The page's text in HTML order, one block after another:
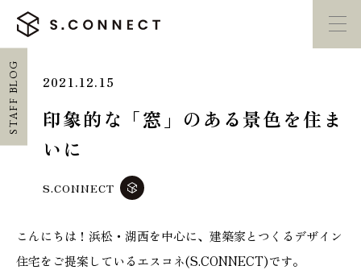
ホーム
家づくり勉強会
STAFF BLOG 2021.12.15
印象的な「窓」のある景色を住ま
いに
S.CONNECT
こんにちは！浜松・湖西を中心に、建築家とつくるデザイン
住宅をご提案しているエスコネ(S.CONNECT)です。